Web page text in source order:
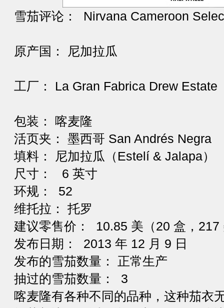
雪茄评论： Nirvana Cameroon
原产国： 尼加拉瓜
工厂： La Gran Fabrica Drew Estate
包装： 喀麦隆
活页夹： 墨西哥 San Andrés Negra
填料： 尼加拉瓜（Estelí & Jalapa）
尺寸： 6 英寸
环规： 52
维托拉： 托罗
建议零售价： 10.85 美（20 盒，217
发布日期： 2013 年 12 月 9 日
发布的雪茄数量： 正常生产
抽过的雪茄数量： 3
喀麦隆有各种不同的品种，这种茄衣